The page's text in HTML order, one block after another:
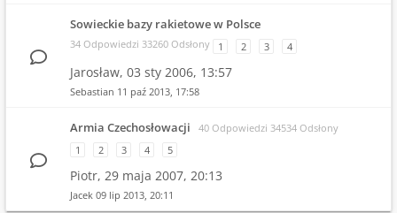
Sowieckie bazy rakietowe w Polsce
34 Odpowiedzi 33260 Odsłony 1 2 3 4
Jarosław, 03 sty 2006, 13:57
Sebastian 11 paź 2013, 17:58
Armia Czechosłowacji
40 Odpowiedzi 34534 Odsłony
1
2 3 4 5
Piotr, 29 maja 2007, 20:13
Jacek 09 lip 2013, 20:11